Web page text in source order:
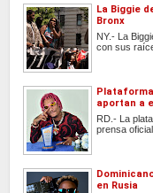
La Biggie
Bronx
NY.- La
con sus
aportan a
RD.- La
prensa
en Rusia